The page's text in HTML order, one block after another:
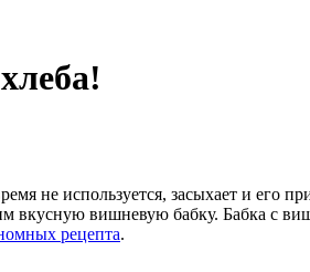
не используется, засыхает и
вкусную вишневую бабку. Бабка с
рецепта.